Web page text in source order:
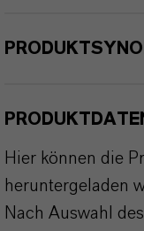
Hier können die
heruntergeladen
Nach Auswahl